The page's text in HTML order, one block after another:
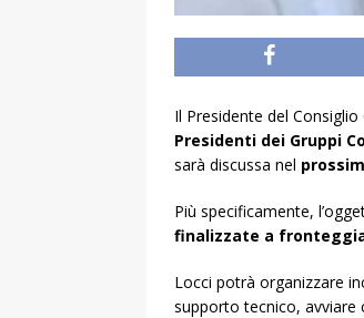
Il Presidente del
Presidenti dei Gruppi
sarà discussa nel
Più specificamente,
finalizzate a
Locci potrà organizzare
supporto tecnico, avviare